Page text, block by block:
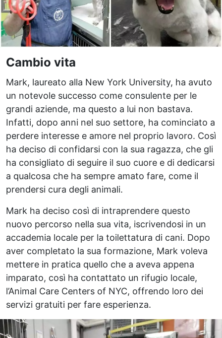
Cambio vita
Mark, laureato alla New York University, ha avuto
un notevole successo come consulente per le
grandi aziende, ma questo a lui non bastava.
Infatti, dopo anni nel suo settore, ha cominciato a
perdere interesse e amore nel proprio lavoro. Così
ha deciso di confidarsi con la sua ragazza, che gli
ha consigliato di seguire il suo cuore e di dedicarsi
a qualcosa che ha sempre amato fare, come il
prendersi cura degli animali.
Mark ha deciso così di intraprendere questo
nuovo percorso nella sua vita, iscrivendosi in un
accademia locale per la toilettatura di cani. Dopo
aver completato la sua formazione, Mark voleva
mettere in pratica quello che a aveva appena
imparato, così ha contattato un rifugio locale,
l’Animal Care Centers of NYC, offrendo loro dei
servizi gratuiti per fare esperienza.